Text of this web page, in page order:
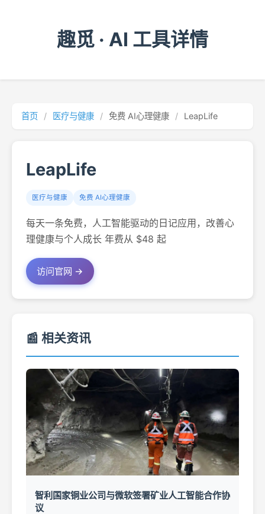
趣觅 · AI 工具详情
首页 / 医疗与健康 / 免费 AI心理健康 / LeapLife
LeapLife
医疗与健康 免费 AI心理健康
每天一条免费，人工智能驱动的日记应用，改善心
理健康与个人成长 年费从 $48 起
访问官网 →
📰 相关资讯
智利国家铜业公司与微软签署矿业人工智能合作协
议